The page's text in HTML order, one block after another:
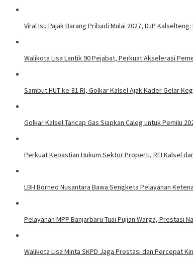
Viral Isu Pajak Barang Pribadi Mulai 2027, DJP
Walikota Lisa Lantik 90 Pejabat, Perkuat Akselerasi
Sambut HUT ke-81 RI, Golkar Kalsel Ajak Kader Gelar
Golkar Kalsel Tancap Gas Siapkan Caleg untuk Pemilu
Perkuat Kepastian Hukum Sektor Properti, REI Kalsel
LBH Borneo Nusantara Bawa Sengketa Pelayanan
Pelayanan MPP Banjarbaru Tuai Pujian Warga, Prestasi
Walikota Lisa Minta SKPD Jaga Prestasi dan Percepat